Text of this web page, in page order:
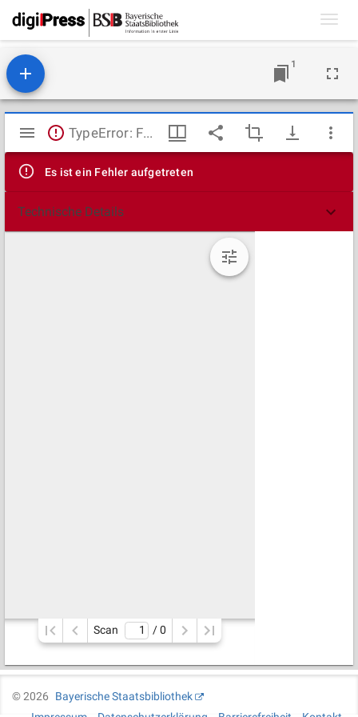
1
Mirador
Viewer
TypeError: Failed to fetch
Es ist ein Fehler aufgetreten
Technische Details
Scan / 0
©2026
Bayerische Staatsbibliothek